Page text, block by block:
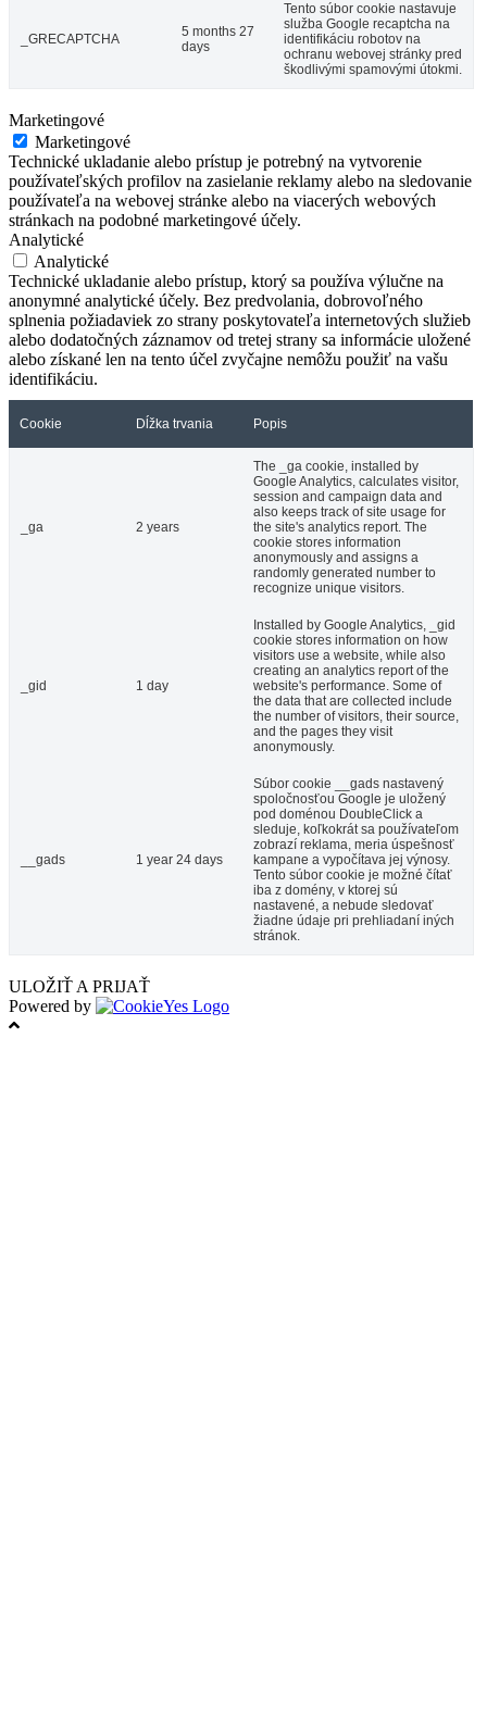
_GRECAPTCHA
5 months 27
days
Tento súbor cookie nastavuje
služba Google recaptcha na
identifikáciu robotov na
ochranu webovej stránky pred
škodlivými spamovými útokmi.
Marketingové
Marketingové
Technické ukladanie alebo prístup je potrebný na vytvorenie
používateľských profilov na zasielanie reklamy alebo na sledovanie
používateľa na webovej stránke alebo na viacerých webových
stránkach na podobné marketingové účely.
Analytické
Analytické
Technické ukladanie alebo prístup, ktorý sa používa výlučne na
anonymné analytické účely. Bez predvolania, dobrovoľného
splnenia požiadaviek zo strany poskytovateľa internetových služieb
alebo dodatočných záznamov od tretej strany sa informácie uložené
alebo získané len na tento účel zvyčajne nemôžu použiť na vašu
identifikáciu.
Cookie Dĺžka trvania Popis
_ga 2 years
The _ga cookie, installed by
Google Analytics, calculates visitor,
session and campaign data and
also keeps track of site usage for
the site's analytics report. The
cookie stores information
anonymously and assigns a
randomly generated number to
recognize unique visitors.
_gid 1 day
Installed by Google Analytics, _gid
cookie stores information on how
visitors use a website, while also
creating an analytics report of the
website's performance. Some of
the data that are collected include
the number of visitors, their source,
and the pages they visit
anonymously.
__gads 1 year 24 days
Súbor cookie __gads nastavený
spoločnosťou Google je uložený
pod doménou DoubleClick a
sleduje, koľkokrát sa používateľom
zobrazí reklama, meria úspešnosť
kampane a vypočítava jej výnosy.
Tento súbor cookie je možné čítať
iba z domény, v ktorej sú
nastavené, a nebude sledovať
žiadne údaje pri prehliadaní iných
stránok.
ULOŽIŤ A PRIJAŤ
Powered by